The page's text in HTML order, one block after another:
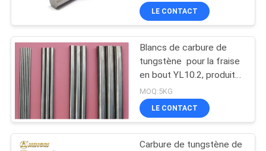
DEMANDEZ
UNE
CITATION
PLAN
DU
SITE
LE CONTACT
Blancs de carbure de
tungstène pour la fraise
en bout YL10.2, produits
de carbure cimenté
MOQ:5KG
LE CONTACT
Carbure de tungstène de